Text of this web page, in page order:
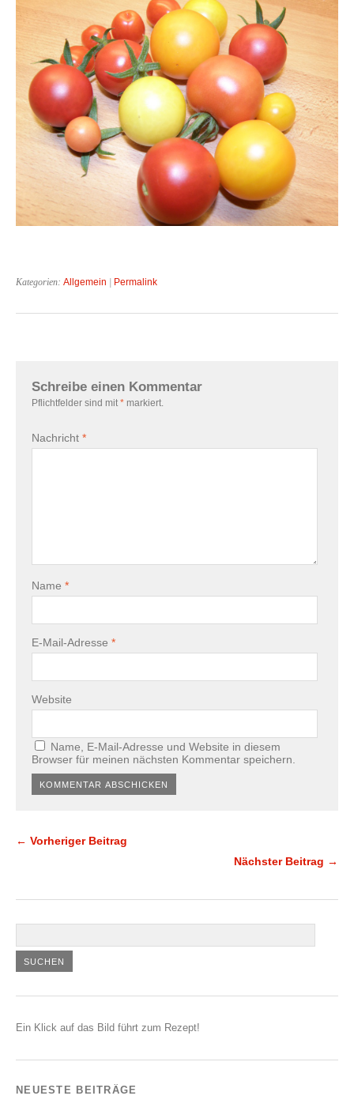
Kategorien: Allgemein | Permalink
Schreibe einen Kommentar
Pflichtfelder sind mit * markiert.
Nachricht *
Name *
E-Mail-Adresse *
Website
Name, E-Mail-Adresse und Website in diesem
Browser für meinen nächsten Kommentar speichern.
← Vorheriger Beitrag
Nächster Beitrag →
Ein Klick auf das Bild führt zum Rezept!
NEUESTE BEITRÄGE